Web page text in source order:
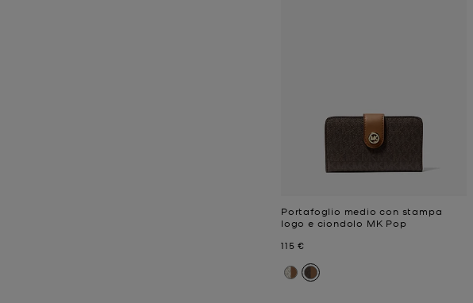
Portafoglio medio con stampa
logo e ciondolo MK Pop
Prezzo attuale
115 €